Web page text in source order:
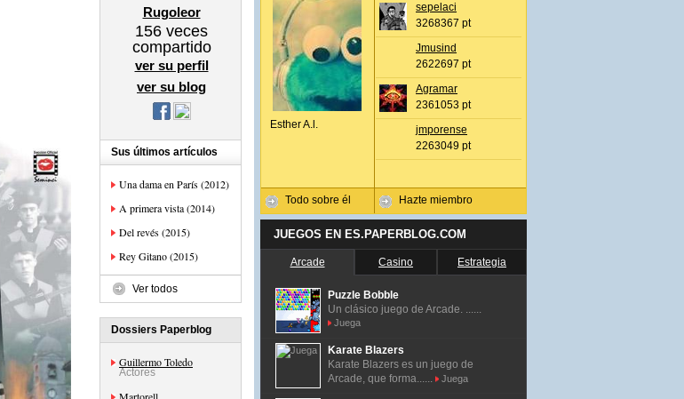
Rugoleor
156 veces
compartido
ver su perfil
ver su blog
Sus últimos artículos
Una dama en París (2012)
A primera vista (2014)
Del revés (2015)
Rey Gitano (2015)
Ver todos
Dossiers Paperblog
Guillermo Toledo
Actores
Esther A.l.
Todo sobre él
sepelaci
3268367 pt
Jmusind
2622697 pt
Agramar
2361053 pt
jmporense
2263049 pt
Hazte miembro
JUEGOS EN ES.PAPERBLOG.COM
Arcade Casino Estrategia
Puzzle Bobble
Un clásico juego de Arcade. ......
Juega
Karate Blazers
Karate Blazers es un juego de
Arcade, que forma......
Juega